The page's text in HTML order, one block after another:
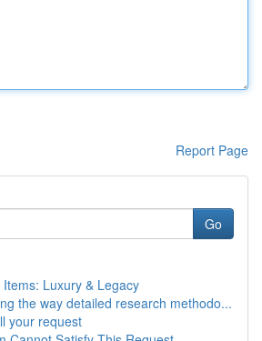
Report Page
Go
Luxury & Legacy
the way detailed research methodo...
your request